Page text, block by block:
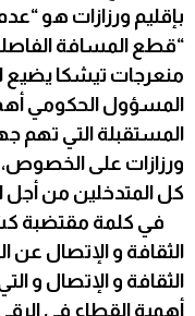
بإقليم ورزازات هو
“قطع المسافة
منعرجات تيشكا يضيع
المسؤول الحكومي
المستقبلة التي تهم
ورزازات على
كل المتدخلين من أجل
في كلمة مقتضبة
الثقافة و الإتصال عن
الثقافة و الإتصال و
أهمية القطاع في الرقي